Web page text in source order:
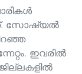
സോഷ്യൽ
ഇവരിൽ